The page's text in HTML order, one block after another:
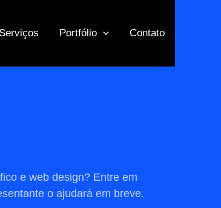
Serviços Portfólio Contato
e web design? Entre em
o ajudará em breve.